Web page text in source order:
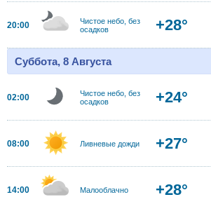
20:00
Чистое небо, без
осадков
+28°
Суббота, 8 Августа
02:00
Чистое небо, без
осадков
+24°
08:00 Ливневые дожди +27°
14:00 Малооблачно +28°